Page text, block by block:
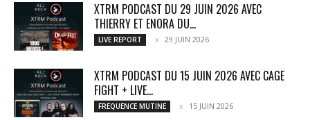
XTRM PODCAST DU 29 JUIN 2026 AVEC
THIERRY ET ENORA DU...
LIVE REPORT 29 JUIN 2026
XTRM PODCAST DU 15 JUIN 2026 AVEC CAGE
FIGHT + LIVE...
FREQUENCE MUTINE 15 JUIN 2026